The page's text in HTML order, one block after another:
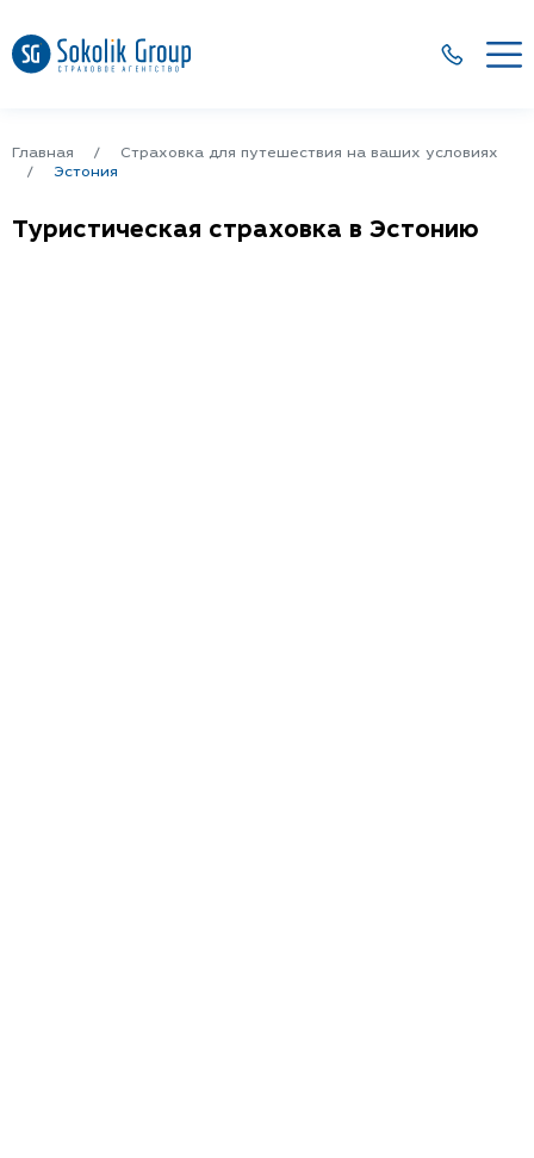
Главная
Страховка для путешествия на ваших условиях
Эстония
Туристическая страховка в Эстонию